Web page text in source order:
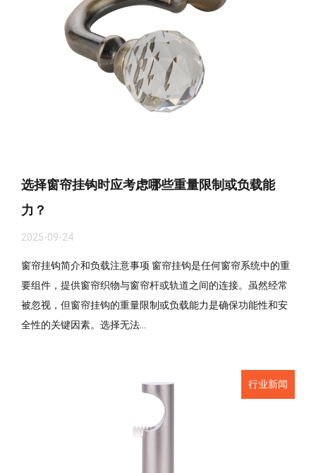
选择窗帘挂钩时应考虑哪些重量限制或负载能
力？
2025-09-24
窗帘挂钩简介和负载注意事项 窗帘挂钩是任何窗帘系统中的重
要组件，提供窗帘织物与窗帘杆或轨道之间的连接。虽然经常
被忽视，但窗帘挂钩的重量限制或负载能力是确保功能性和安
全性的关键因素。选择无法...
行业新闻